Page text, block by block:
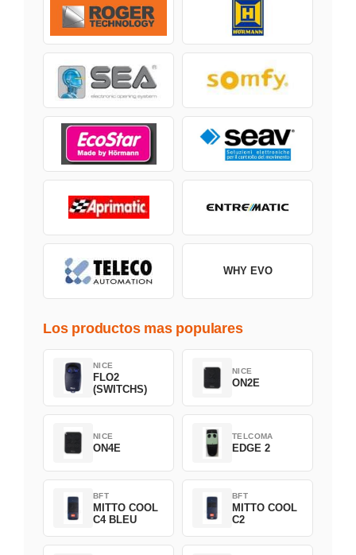
WHY EVO
Los productos mas populares
NICE
FLO2
(SWITCHS)
NICE
ON2E
NICE
ON4E
TELCOMA
EDGE 2
BFT
MITTO COOL
C4 BLEU
BFT
MITTO COOL
C2